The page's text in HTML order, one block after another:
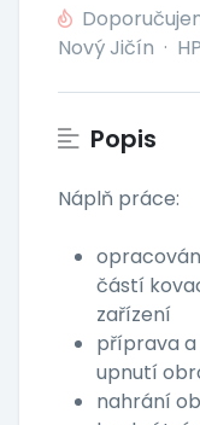
Nový Jičín ·
Popis
Náplň práce:
částí
zařízení
příprava
upnutí
nahrání